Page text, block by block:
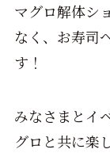
マグロ解体シ
なく、お寿司
す！
みなさまとイ
グロと共に楽